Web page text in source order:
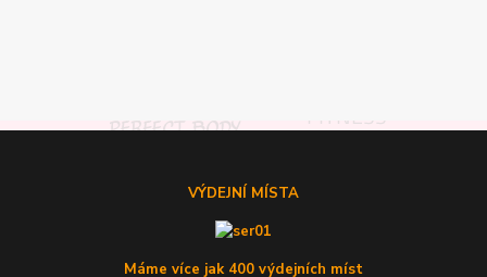
VÝDEJNÍ MÍSTA
Máme více jak 400 výdejních míst